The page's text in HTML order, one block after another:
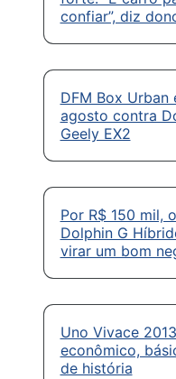
confiar”, diz
DFM Box Urban
agosto contra
Geely EX2
Por R$ 150 mil,
Dolphin G
virar um bom
Uno Vivace
econômico,
de história